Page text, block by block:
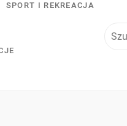
SPORT I REKREACJA